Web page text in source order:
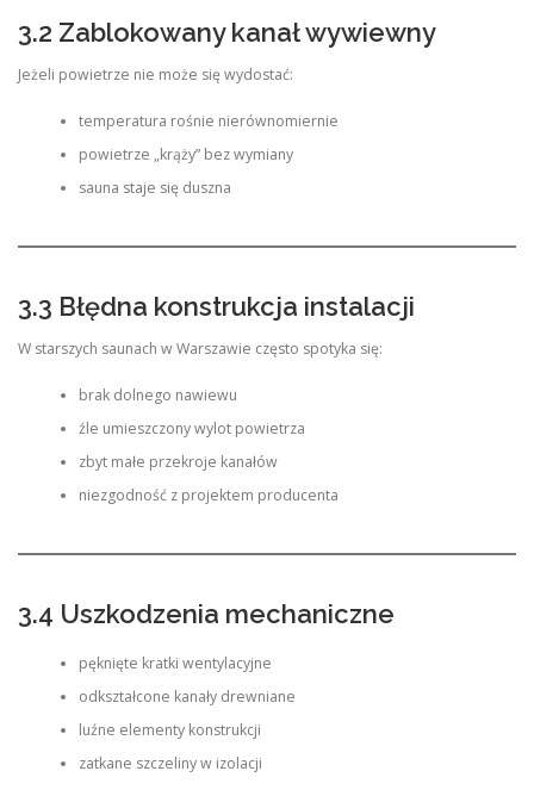
3.2 Zablokowany kanał wywiewny
Jeżeli powietrze nie może się wydostać:
temperatura rośnie nierównomiernie
powietrze „krąży” bez wymiany
sauna staje się duszna
3.3 Błędna konstrukcja instalacji
W starszych saunach w Warszawie często spotyka się:
brak dolnego nawiewu
źle umieszczony wylot powietrza
zbyt małe przekroje kanałów
niezgodność z projektem producenta
3.4 Uszkodzenia mechaniczne
pęknięte kratki wentylacyjne
odkształcone kanały drewniane
luźne elementy konstrukcji
zatkane szczeliny w izolacji